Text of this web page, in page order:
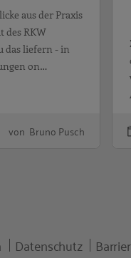
aus der Praxis
des RKW
das liefern - in
on…
von Bruno Pusch
Datenschutz